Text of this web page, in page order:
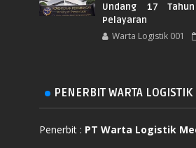
Undang 17
Pelayaran
Warta Logistik 001
PENERBIT WARTA LOGISTIK
Penerbit : PT Warta Logistik